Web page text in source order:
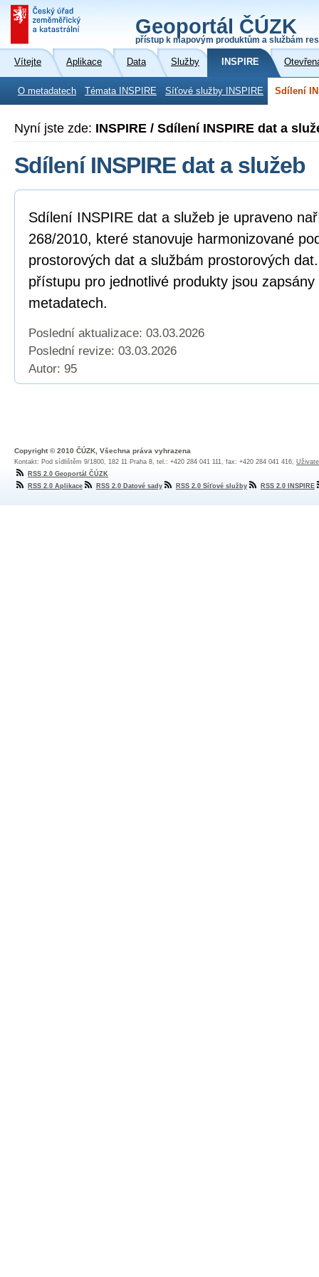
Geoportál ČÚZK
přístup k mapovým produktům a službám
Vítejte Aplikace Data Služby INSPIRE
O metadatech Témata INSPIRE Síťové služby INSPIRE Sdílení
Nyní jste zde: INSPIRE / Sdílení INSPIRE dat a
Sdílení INSPIRE dat a služeb
Sdílení INSPIRE dat a služeb je upraveno
268/2010, které stanovuje harmonizované
prostorových dat a službám prostorových
přístupu pro jednotlivé produkty jsou
metadatech.
Poslední aktualizace: 03.03.2026
Poslední revize: 03.03.2026
Autor: 95
Copyright © 2010 ČÚZK, Všechna práva vyhrazena
Kontakt: Pod sídlištěm 9/1800, 182 11 Praha 8, tel.: +420 284 041 111, fax: +420 284 041 416,
RSS 2.0 Geoportál ČÚZK
RSS 2.0 Aplikace
RSS 2.0 Datové sady RSS 2.0 Síťové služby RSS 2.0 INSPIRE